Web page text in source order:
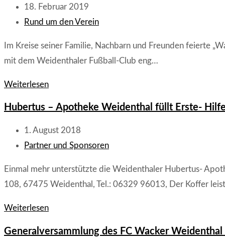
Viele
neue
beim
Weidenthaler
Beitrag
veröffentlicht:
18. Februar 2019
Beitrags-
Rund um den Verein
Im Kreise seiner Familie, Nachbarn und Freunden feierte
mit dem Weidenthaler Fußball-Club eng…
Weiterlesen„Wacker“-
Walter
Laubscher
feiert
Geburtstag
Hubertus – Apotheke Weidenthal füllt Erste-
Beitrag
veröffentlicht:
1. August 2018
Beitrags-
Partner und Sponsoren
Einmal mehr unterstützte die Weidenthaler Hubertus-
108, 67475 Weidenthal, Tel.: 06329 96013, Der Koffer
WeiterlesenHubertus
Apotheke
Generalversammlung des FC Wacker